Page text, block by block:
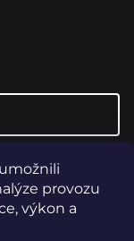
provozu
výkon a